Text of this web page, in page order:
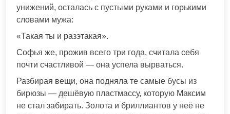
унижений, осталась с пустыми руками и горькими
словами мужа:
«Такая ты и разэтакая».
Софья же, прожив всего три года, считала себя
почти счастливой — она успела вырваться.
Разбирая вещи, она подняла те самые бусы из
бирюзы — дешёвую пластмассу, которую Максим
не стал забирать. Золота и бриллиантов у неё не